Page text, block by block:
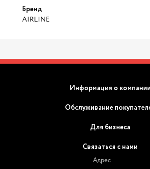
Бренд
AIRLINE
Информация о компании
Обслуживание
Для бизнеса
Связаться с нами
Адрес